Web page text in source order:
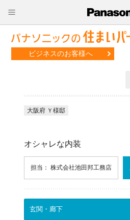
ビジネスのお客様へ
大阪府 Ｙ様邸
オシャレな内装
担当： 株式会社池田邦工務店